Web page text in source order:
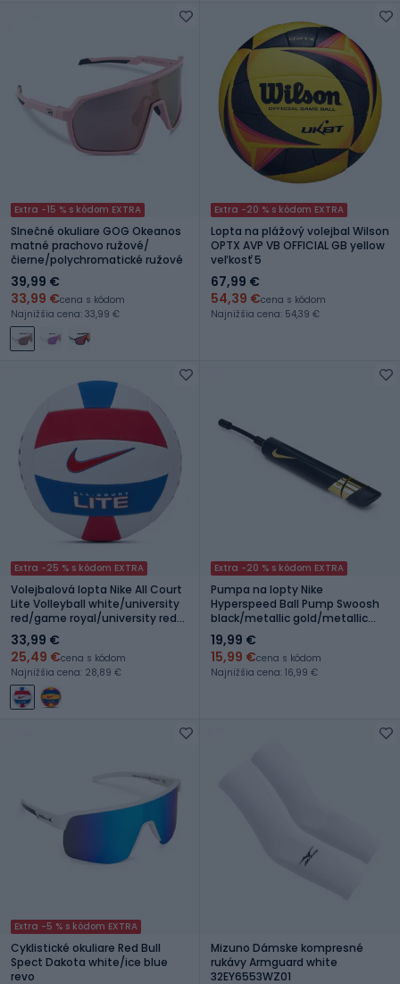
Extra -15 % s kódom EXTRA
Slnečné okuliare GOG Okeanos
matné prachovo ružové/
čierne/polychromatické ružové
39,99 €
33,99 €cena s kódom
Najnižšia cena: 33,99 €
Extra -20 % s kódom EXTRA
Lopta na plážový volejbal Wilson
OPTX AVP VB OFFICIAL GB yellow
veľkosť 5
67,99 €
54,39 €cena s kódom
Najnižšia cena: 54,39 €
Extra -25 % s kódom EXTRA
Volejbalová lopta Nike All Court
Lite Volleyball white/university
red/game royal/university red
veľ. 5
33,99 €
25,49 €cena s kódom
Najnižšia cena: 28,89 €
Extra -20 % s kódom EXTRA
Pumpa na lopty Nike
Hyperspeed Ball Pump Swoosh
black/metallic gold/metallic
gold
19,99 €
15,99 €cena s kódom
Najnižšia cena: 16,99 €
Extra -5 % s kódom EXTRA
Cyklistické okuliare Red Bull
Spect Dakota white/ice blue
revo
Mizuno Dámske kompresné
rukávy Armguard white
32EY6553WZ01